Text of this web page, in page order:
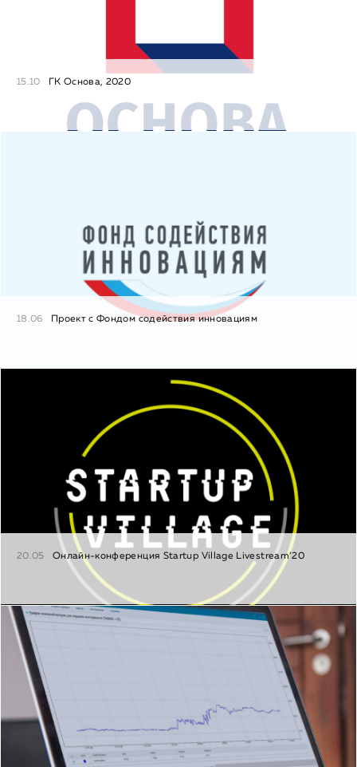
15.10 ГК Основа, 2020
18.06 Проект с Фондом содействия инновациям
20.05 Онлайн-конференция Startup Village Livestream’20